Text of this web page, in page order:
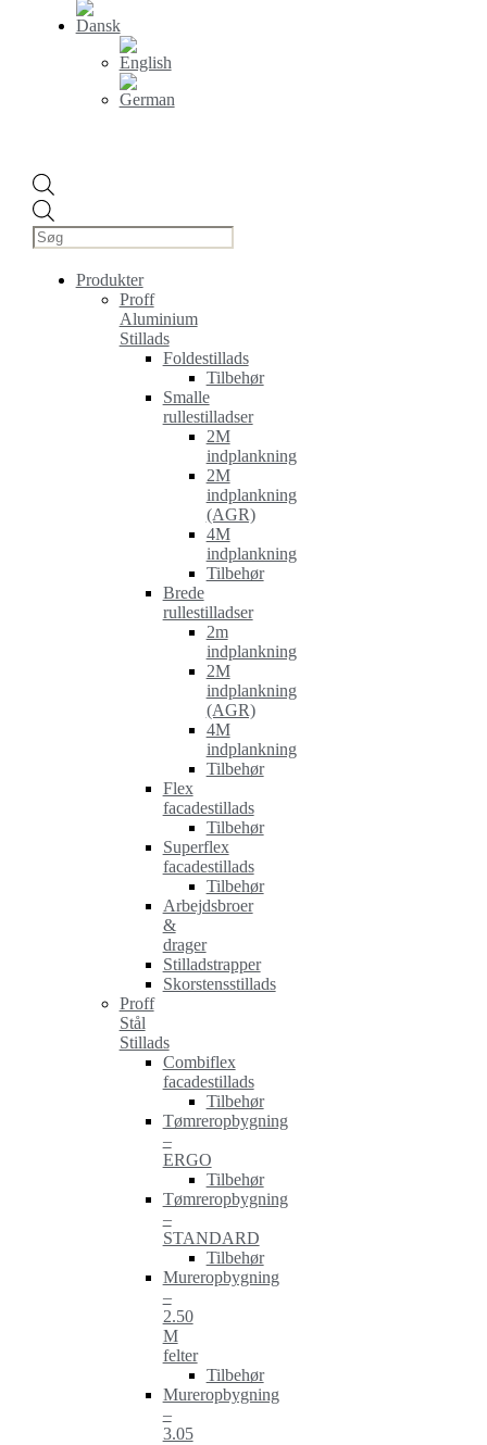
search
Produkter
Proff
Aluminium
Stillads
Foldestillads
Tilbehør
Smalle
rullestilladser
2M
indplankning
2M
indplankning
(AGR)
4M
indplankning
Tilbehør
Brede
rullestilladser
2m
indplankning
2M
indplankning
(AGR)
4M
indplankning
Tilbehør
Flex
facadestillads
Tilbehør
Superflex
facadestillads
Tilbehør
Arbejdsbroer
&
drager
Stilladstrapper
Skorstensstillads
Proff
Stål
Stillads
Combiflex
facadestillads
Tilbehør
Tømreropbygning
–
ERGO
Tilbehør
Tømreropbygning
–
STANDARD
Tilbehør
Mureropbygning
–
2.50
M
felter
Tilbehør
Mureropbygning
–
3.05